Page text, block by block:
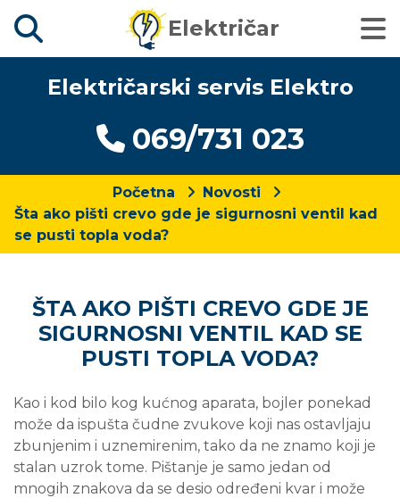
Električar
Električarski servis Elektro
069/731 023
Početna
Novosti
Šta ako pišti crevo gde je sigurnosni ventil kad
se pusti topla voda?
ŠTA AKO PIŠTI CREVO GDE JE
SIGURNOSNI VENTIL KAD SE
PUSTI TOPLA VODA?
Kao i kod bilo kog kućnog aparata, bojler ponekad
može da ispušta čudne zvukove koji nas ostavljaju
zbunjenim i uznemirenim, tako da ne znamo koji je
stalan uzrok tome. Pištanje je samo jedan od
mnogih znakova da se desio određeni kvar i može